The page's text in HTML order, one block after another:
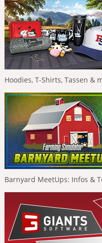
Hoodies, T-Shirts, Tassen &
Barnyard MeetUps: Infos &